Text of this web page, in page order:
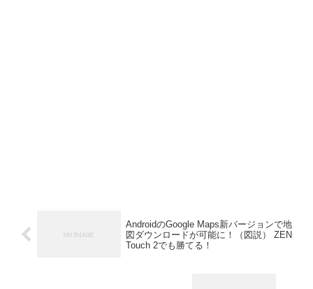
AndroidのGoogle Maps新バージョンで地
図ダウンロードが可能に！（図説） ZEN
Touch 2でも勝てる！